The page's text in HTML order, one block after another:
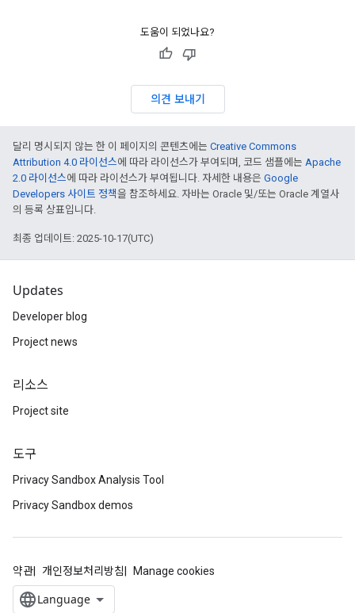
도움이 되었나요?
의견 보내기
달리 명시되지 않는 한 이 페이지의 콘텐츠에는 Creative Commons
Attribution 4.0 라이선스에 따라 라이선스가 부여되며, 코드 샘플에는 Apache
2.0 라이선스에 따라 라이선스가 부여됩니다. 자세한 내용은 Google
Developers 사이트 정책을 참조하세요. 자바는 Oracle 및/또는 Oracle 계열사
의 등록 상표입니다.
최종 업데이트: 2025-10-17(UTC)
Updates
Developer blog
Project news
리소스
Project site
도구
Privacy Sandbox Analysis Tool
Privacy Sandbox demos
약관 개인정보처리방침 Manage cookies